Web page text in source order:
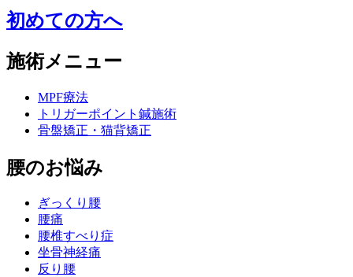
初めての方へ
施術メニュー
MPF療法
トリガーポイント鍼施術
骨盤矯正・猫背矯正
腰のお悩み
ぎっくり腰
腰痛
腰椎すべり症
坐骨神経痛
反り腰